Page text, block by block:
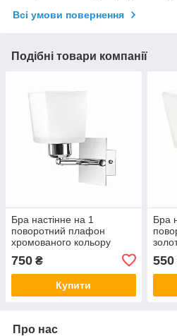
Всі умови повернення
Подібні товари компанії
Бра настінне на 1
поворотний плафон
хромованого кольору
CR+WT
750 ₴
Купити
Бра
550
Про нас